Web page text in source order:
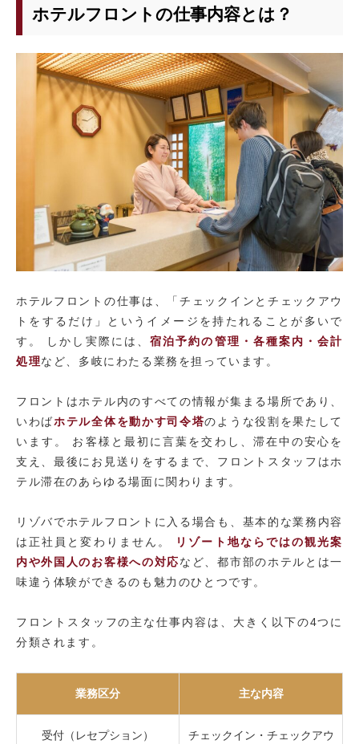
ホテルフロントの仕事内容とは？
ホテルフロントの仕事は、「チェックインとチェックアウ
トをするだけ」というイメージを持たれることが多いで
す。 しかし実際には、宿泊予約の管理・各種案内・会計
処理など、多岐にわたる業務を担っています。
フロントはホテル内のすべての情報が集まる場所であり、
いわばホテル全体を動かす司令塔のような役割を果たして
います。 お客様と最初に言葉を交わし、滞在中の安心を
支え、最後にお見送りをするまで、フロントスタッフはホ
テル滞在のあらゆる場面に関わります。
リゾバでホテルフロントに入る場合も、基本的な業務内容
は正社員と変わりません。
リゾート地ならではの観光案
内や外国人のお客様への対応など、都市部のホテルとは一
味違う体験ができるのも魅力のひとつです。
フロントスタッフの主な仕事内容は、大きく以下の4つに
分類されます。
業務区分 主な内容
受付（レセプション）
チェックイン・チェックアウ